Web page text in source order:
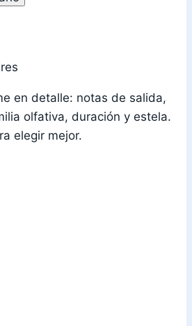
en detalle: notas de salida,
olfativa, duración y estela.
elegir mejor.